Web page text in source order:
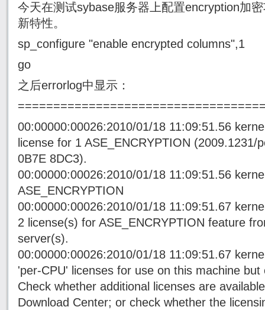
今天在测试sybase服务器上配置encryption加
新特性。
sp_configure "enable encrypted columns",1
go
之后errorlog中显示：
00:00000:00026:2010/01/18 11:09:51.56
license for 1 ASE_ENCRYPTION (2009.1231/
0B7E 8DC3).
00:00000:00026:2010/01/18 11:09:51.56
ASE_ENCRYPTION
00:00000:00026:2010/01/18 11:09:51.67
2 license(s) for ASE_ENCRYPTION feature
server(s).
00:00000:00026:2010/01/18 11:09:51.67
'per-CPU' licenses for use on this machine
Check whether additional licenses are
Download Center; or check whether the